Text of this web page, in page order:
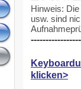
Hinweis:
usw. sind
klicken>